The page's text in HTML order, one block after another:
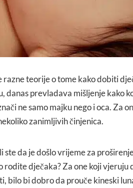
razne teorije o tome kako dobiti
danas prevladava mišljenje kako
ne samo majku nego i oca. Za
zanimljivih činjenica.
ste da je došlo vrijeme za
rodite dječaka? Za one koji vjeruju
bilo bi dobro da prouče kineski